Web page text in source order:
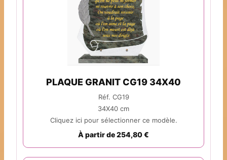
PLAQUE GRANIT CG19 34X40
Réf. CG19
34X40 cm
Cliquez ici pour sélectionner ce modèle.
À partir de 254,80 €